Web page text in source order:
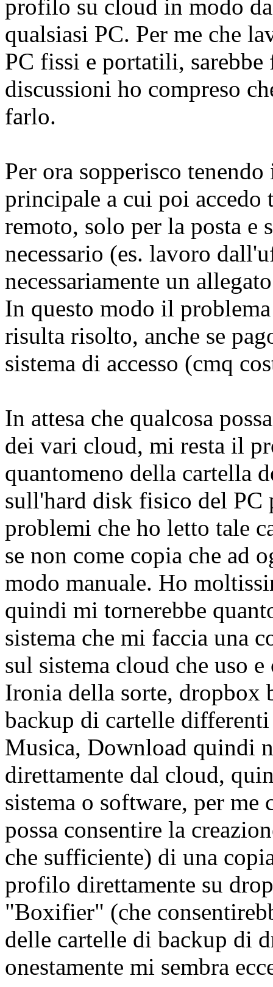
profilo su cloud in modo
qualsiasi PC. Per me che
PC fissi e portatili,
discussioni ho compreso
farlo.
Per ora sopperisco
principale a cui poi accedo
remoto, solo per la posta e
necessario (es. lavoro
necessariamente un
In questo modo il
risulta risolto, anche se
sistema di accesso (cmq
In attesa che qualcosa
dei vari cloud, mi resta il
quantomeno della cartella
sull'hard disk fisico del PC
problemi che ho letto tale
se non come copia che ad
modo manuale. Ho
quindi mi tornerebbe
sistema che mi faccia una
sul sistema cloud che uso
Ironia della sorte, dropbox
backup di cartelle
Musica, Download quindi
direttamente dal cloud,
sistema o software, per me
possa consentire la
che sufficiente) di una
profilo direttamente su
"Boxifier" (che
delle cartelle di backup di
onestamente mi sembra